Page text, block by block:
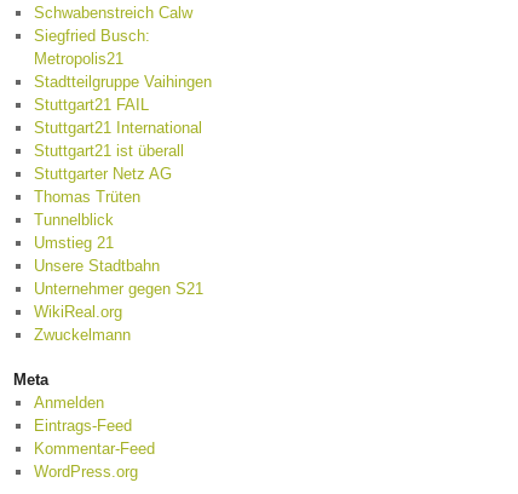
Schwabenstreich Calw
Siegfried Busch:
Metropolis21
Stadtteilgruppe Vaihingen
Stuttgart21 FAIL
Stuttgart21 International
Stuttgart21 ist überall
Stuttgarter Netz AG
Thomas Trüten
Tunnelblick
Umstieg 21
Unsere Stadtbahn
Unternehmer gegen S21
WikiReal.org
Zwuckelmann
Meta
Anmelden
Eintrags-Feed
Kommentar-Feed
WordPress.org